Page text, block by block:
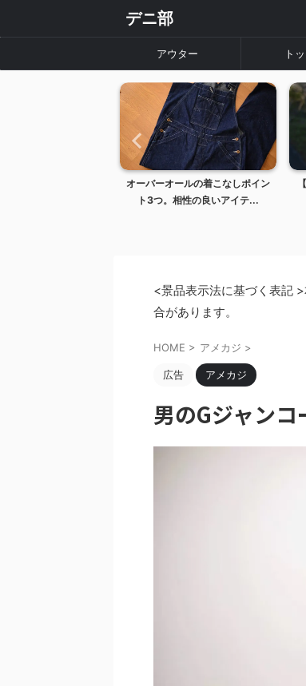
デニ部
アウター ト
オーバーオールの着こなしポイン
ト3つ。相性の良いアイテ...
<景品表示法に基づく表記
合があります。
HOME > アメカジ >
広告 アメカジ
男のGジャンコ